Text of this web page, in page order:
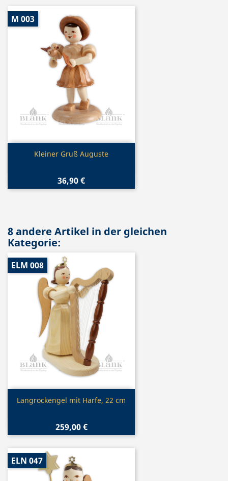
Vorschau
Kleiner Gruß Auguste
36,90 €
M 003
8 andere Artikel in der gleichen
Kategorie:
Vorschau
Langrockengel mit Harfe, 22 cm
259,00 €
ELM 008
ELN 047